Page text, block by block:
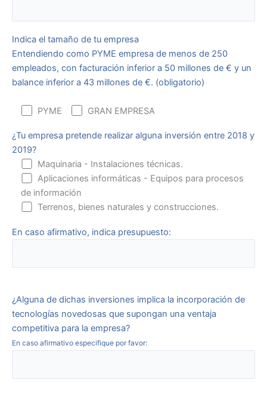
Indica el tamaño de tu empresa
Entendiendo como PYME empresa de menos de 250
empleados, con facturación inferior a 50 millones de € y un
balance inferior a 43 millones de €. (obligatorio)
PYME GRAN EMPRESA
¿Tu empresa pretende realizar alguna inversión entre 2018 y
2019?
Maquinaria - Instalaciones técnicas.
Aplicaciones informáticas - Equipos para procesos
de información
Terrenos, bienes naturales y construcciones.
En caso afirmativo, indica presupuesto:
¿Alguna de dichas inversiones implica la incorporación de
tecnologías novedosas que supongan una ventaja
competitiva para la empresa?
En caso afirmativo especifique por favor: